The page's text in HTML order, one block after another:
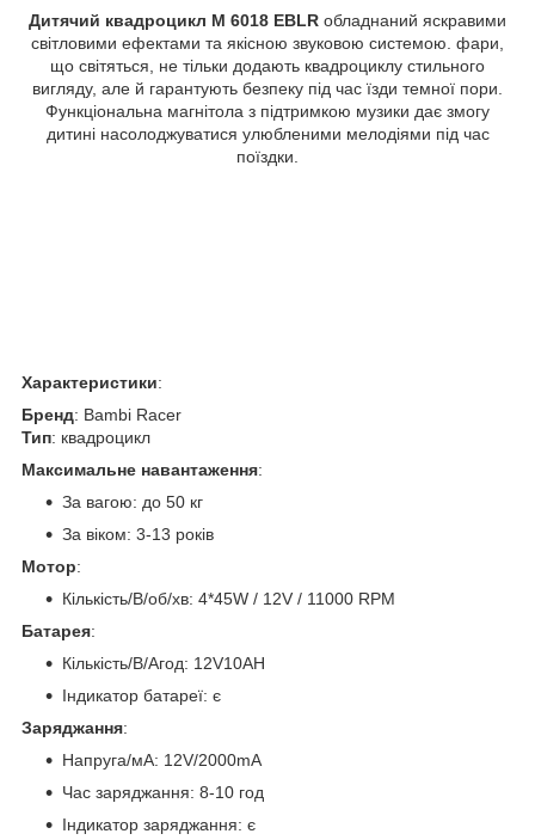
Дитячий квадроцикл M 6018 EBLR обладнаний яскравими
світловими ефектами та якісною звуковою системою. фари,
що світяться, не тільки додають квадроциклу стильного
вигляду, але й гарантують безпеку під час їзди темної пори.
Функціональна магнітола з підтримкою музики дає змогу
дитині насолоджуватися улюбленими мелодіями під час
поїздки.
Характеристики:
Бренд: Bambi Racer
Тип: квадроцикл
Максимальне навантаження:
За вагою: до 50 кг
За віком: 3-13 років
Мотор:
Кількість/В/об/хв: 4*45W / 12V / 11000 RPM
Батарея:
Кількість/В/Агод: 12V10AH
Індикатор батареї: є
Заряджання:
Напруга/мА: 12V/2000mA
Час заряджання: 8-10 год
Індикатор заряджання: є